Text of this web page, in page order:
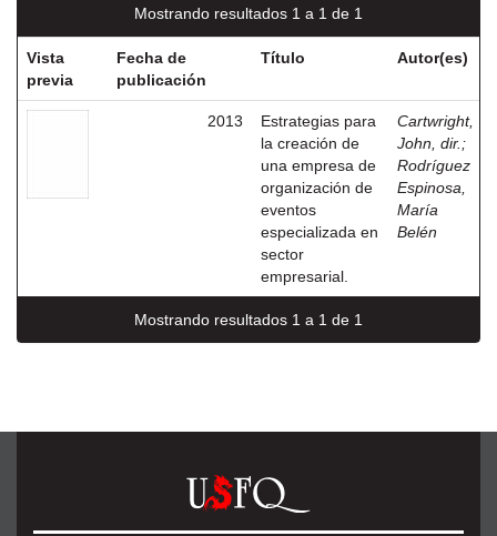
Mostrando resultados 1 a 1 de 1
Vista
previa
Fecha de
publicación
Título Autor(es)
2013
Estrategias para
la creación de
una empresa de
organización de
eventos
especializada en
sector
empresarial.
Cartwright,
John, dir. ;
Rodríguez
Espinosa,
María
Belén
Mostrando resultados 1 a 1 de 1